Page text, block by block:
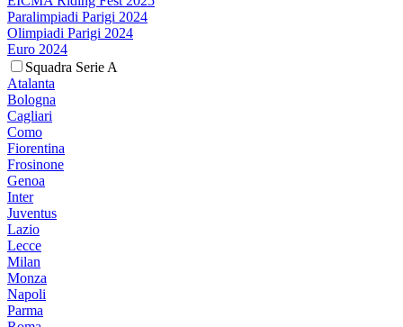
Paralimpiadi Parigi 2024
Olimpiadi Parigi 2024
Euro 2024
Squadra Serie A
Atalanta
Bologna
Cagliari
Como
Fiorentina
Frosinone
Genoa
Inter
Juventus
Lazio
Lecce
Milan
Monza
Napoli
Parma